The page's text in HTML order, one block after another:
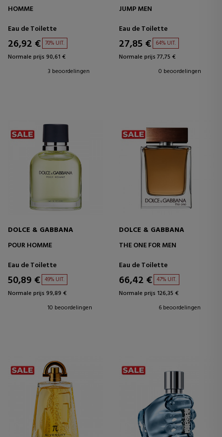
HOMME
Eau de Toilette
26,92 € 70% UIT.
Normale prijs 90,61 €
3 beoordelingen
JUMP MEN
Eau de Toilette
27,85 € 64% UIT.
Normale prijs 77,75 €
0 beoordelingen
DOLCE & GABBANA
POUR HOMME
Eau de Toilette
50,89 € 49% UIT.
Normale prijs 99,89 €
10 beoordelingen
DOLCE & GABBANA
THE ONE FOR MEN
Eau de Toilette
66,42 € 47% UIT.
Normale prijs 126,35 €
6 beoordelingen